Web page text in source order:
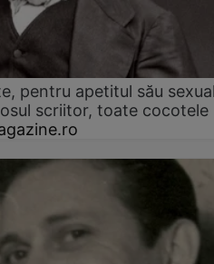
pentru apetitul său
scriitor, toate cocotele